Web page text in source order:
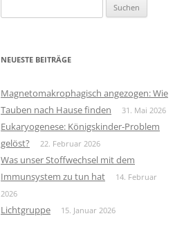
nach:
NEUESTE BEITRÄGE
Magnetomakrophagisch angezogen: Wie
Tauben nach Hause finden
31. Mai 2026
Eukaryogenese: Königskinder-Problem
gelöst?
22. Februar 2026
Was unser Stoffwechsel mit dem
Immunsystem zu tun hat
14. Februar
2026
Lichtgruppe 15. Januar 2026